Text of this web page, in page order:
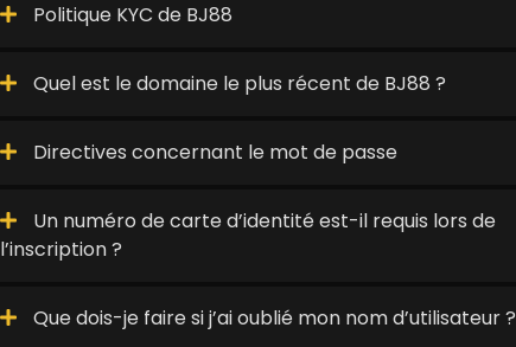
Politique KYC de BJ88
Quel est le domaine le plus récent de BJ88 ?
Directives concernant le mot de passe
Un numéro de carte d’identité est-il requis lors de
l’inscription ?
Que dois-je faire si j’ai oublié mon nom d’utilisateur ?